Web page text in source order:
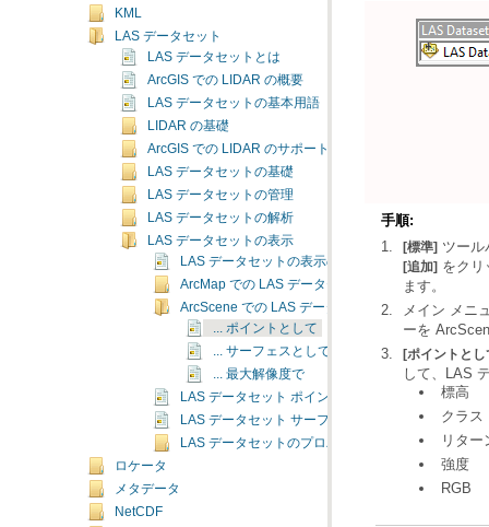
KML
LAS データセット
LAS データセットとは
ArcGIS での LIDAR の概要
LAS データセットの基本用語
LIDAR の基礎
ArcGIS での LIDAR のサポート
LAS データセットの基礎
LAS データセットの管理
LAS データセットの解析
LAS データセットの表示
LAS データセットの表示の概要
ArcMap での LAS データセットの表示
ArcScene での LAS データセットの表示
... ポイントとして
... サーフェスとして
... 最大解像度で
LAS データセット ポイントの表示に関する
LAS データセット サーフェスの表示に関する
LAS データセットのプロパティ
ロケータ
メタデータ
NetCDF
手順:
[標準] ツー
[追加]
ます。
メイン メニ
ーを
[ポイントと
して、LAS
標高
クラス
リター
強度
RGB